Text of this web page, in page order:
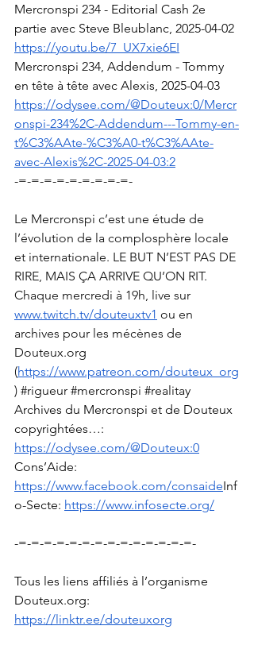
Mercronspi 234 - Editorial Cash 2e
partie avec Steve Bleublanc, 2025-04-02
https://youtu.be/7_UX7xie6EI
Mercronspi 234, Addendum - Tommy
en tête à tête avec Alexis, 2025-04-03
https://odysee.com/@Douteux:0/Mercr
onspi-234%2C-Addendum---Tommy-en-
t%C3%AAte-%C3%A0-t%C3%AAte-
avec-Alexis%2C-2025-04-03:2
-=-=-=-=-=-=-=-=-=-
Le Mercronspi c’est une étude de
l’évolution de la complosphère locale
et internationale. LE BUT N’EST PAS DE
RIRE, MAIS ÇA ARRIVE QU’ON RIT.
Chaque mercredi à 19h, live sur
www.twitch.tv/douteuxtv1 ou en
archives pour les mécènes de
Douteux.org
(https://www.patreon.com/douteux_org
) #rigueur #mercronspi #realitay
Archives du Mercronspi et de Douteux
copyrightées…:
https://odysee.com/@Douteux:0
Cons’Aide:
https://www.facebook.com/consaideInf
o-Secte: https://www.infosecte.org/
-=-=-=-=-=-=-=-=-=-=-=-=-=-=-
Tous les liens affiliés à l’organisme
Douteux.org:
https://linktr.ee/douteuxorg